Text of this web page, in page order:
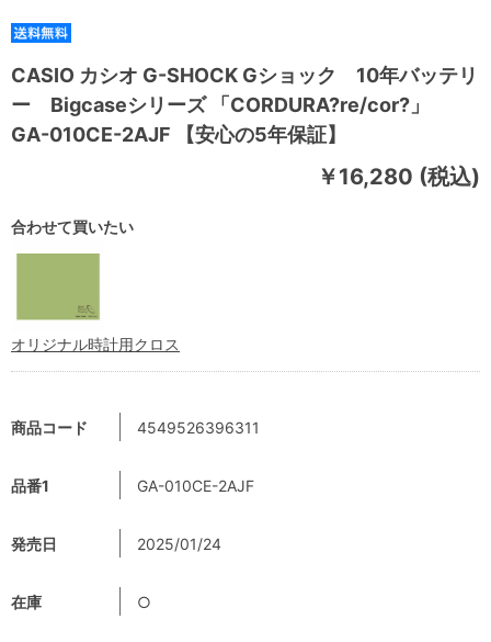
CASIO カシオ G-SHOCK Gショック 10年バッテリ
ー Bigcaseシリーズ 「CORDURA?re/cor?」
GA-010CE-2AJF 【安心の5年保証】
￥16,280 (税込)
商品コード 4549526396311
品番1 GA-010CE-2AJF
発売日 2025/01/24
在庫 ○
合わせて買いたい
オリジナル時計用クロス